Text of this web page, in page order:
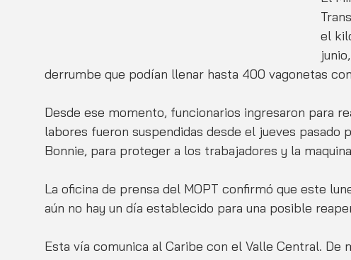
el
derrumbe que podían llenar hasta 400 vagonetas
Desde ese momento, funcionarios ingresaron para
labores fueron suspendidas desde el jueves pasado
Bonnie, para proteger a los trabajadores y la
La oficina de prensa del MOPT confirmó que este
aún no hay un día establecido para una posible
Esta vía comunica al Caribe con el Valle Central.